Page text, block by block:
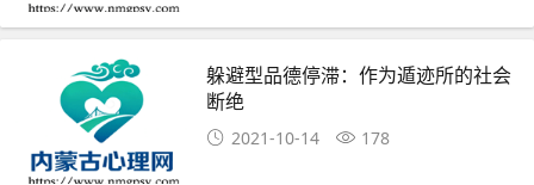
躲避型品德停滞：作为遁迹所的社会
断绝
2021-10-14 178